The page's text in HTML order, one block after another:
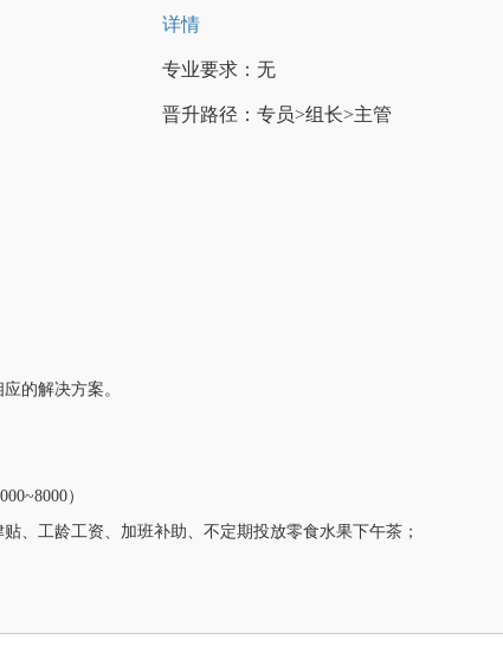
详情
专业要求：无
晋升路径：专员>组长>主管
的解决方案。
）
、工龄工资、加班补助、不定期投放零食水果下午茶；